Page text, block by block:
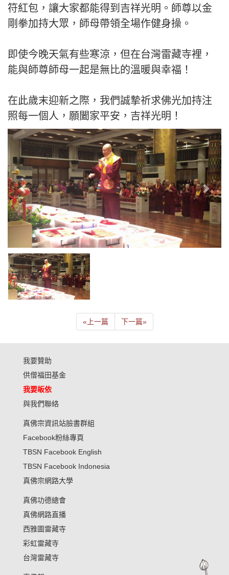
符紅包，讓大家都能得到吉祥光明。師尊以金
剛拳加持大眾，師母帶領全場作健身操。
即使今晚天氣有些寒涼，但在台灣雷藏寺裡，
能與師尊師母一起是無比的溫暖與幸福！
在此歲末迎新之際，我們誠摯祈求佛光加持注
照每一個人，願闔家平安，吉祥光明！
« 上一篇 下一篇»
我要贊助
供僧福田基金
我要皈依
與我們聯絡
真佛宗資訊站臉書群組
Facebook粉絲專頁
TBSN Facebook English
TBSN Facebook Indonesia
真佛宗網路大學
真佛功德總會
真佛網路直播
西雅圖雷藏寺
彩虹雷藏寺
台灣雷藏寺